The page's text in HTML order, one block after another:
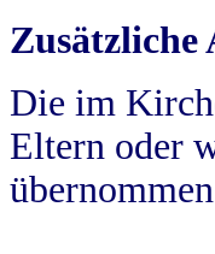
Zusätzliche
Die im
Eltern oder